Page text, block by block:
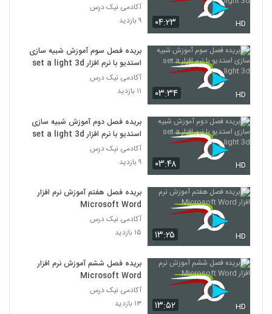
۰۴:۲۳ HD
آکادمی نیک درس
۹ بازدید
۰۳:۳۴ HD
بریده فصل سوم آموزش شبیه سازی
استدیو با نرم افزار set a light 3d
آکادمی نیک درس
۱۱ بازدید
۰۳:۴۸ HD
بریده فصل دوم آموزش شبیه سازی
استدیو با نرم افزار set a light 3d
آکادمی نیک درس
۹ بازدید
۱۳:۲۵ HD
بریده فصل هفتم آموزش نرم افزار
Microsoft Word
آکادمی نیک درس
۱۵ بازدید
۱۳:۵۲ HD
بریده فصل ششم آموزش نرم افزار
Microsoft Word
آکادمی نیک درس
۱۳ بازدید